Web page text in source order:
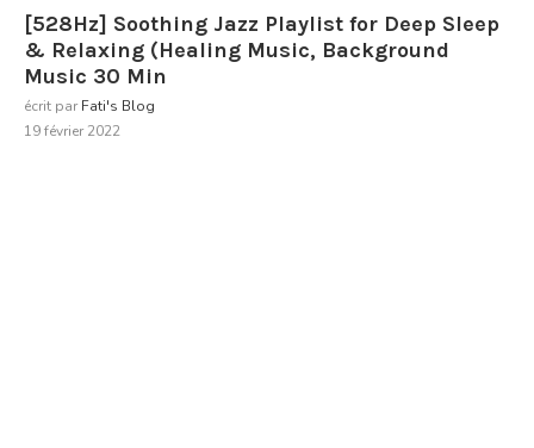
[528Hz] Soothing Jazz Playlist for Deep Sleep
& Relaxing (Healing Music, Background
Music 30 Min
écrit par Fati's Blog
19 février 2022